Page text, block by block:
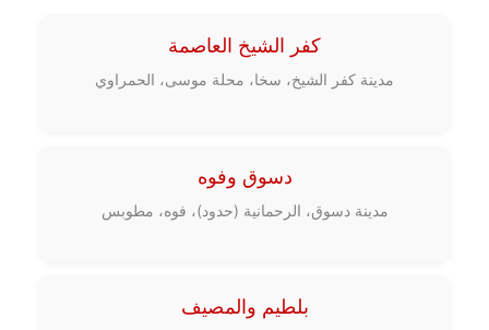
كفر الشيخ العاصمة
مدينة كفر الشيخ، سخا، محلة موسى، الحمراوي
دسوق وفوه
مدينة دسوق، الرحمانية (حدود)، فوه، مطوبس
بلطيم والمصيف